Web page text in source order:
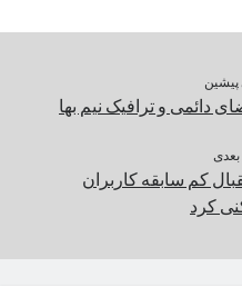
پیشین
کم سابقه کاربران
کرد